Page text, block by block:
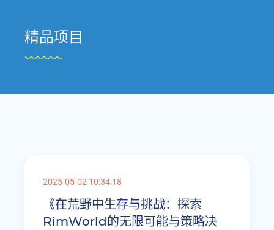
精品项目
2025-05-02 10:34:18
《在荒野中生存与挑战：探索
RimWorld的无限可能与策略决